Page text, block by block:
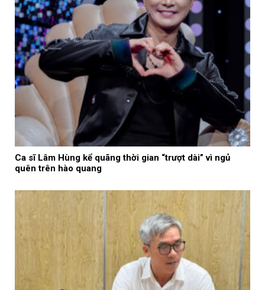
Ca sĩ Lâm Hùng kể quãng thời gian “trượt dài” vì ngủ
quên trên hào quang